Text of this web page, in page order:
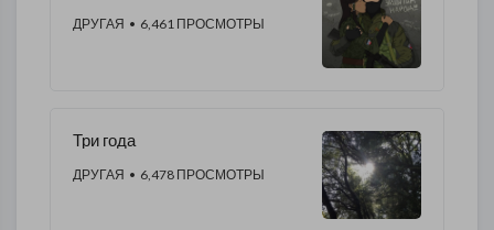
ДРУГАЯ • 6,461 ПРОСМОТРЫ
Три года
ДРУГАЯ • 6,478 ПРОСМОТРЫ